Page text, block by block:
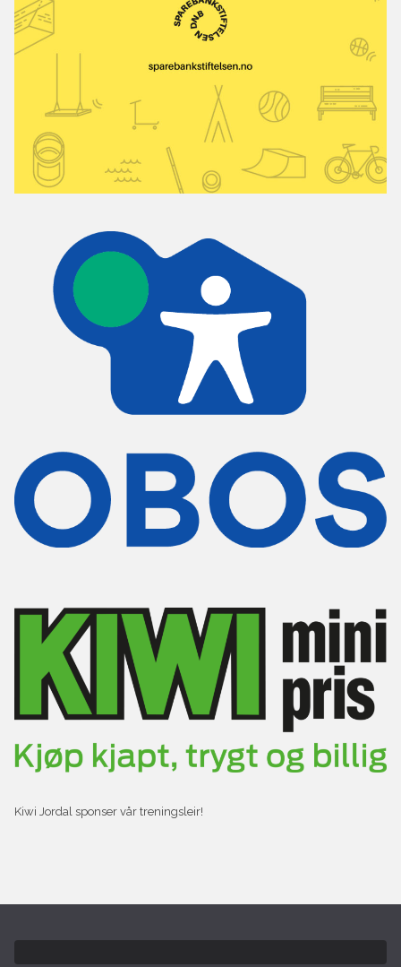
Kiwi Jordal sponser vår treningsleir!